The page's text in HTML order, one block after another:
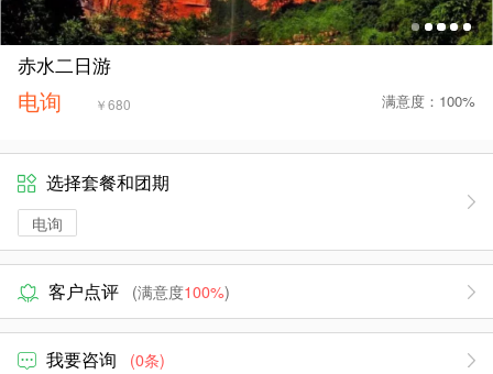
赤水二日游
电询 ￥680 满意度：100%
选择套餐和团期
电询
客户点评 (满意度100%)
我要咨询 (0条)